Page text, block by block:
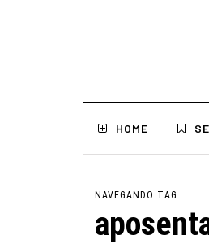
HOME
NAVEGANDO TAG